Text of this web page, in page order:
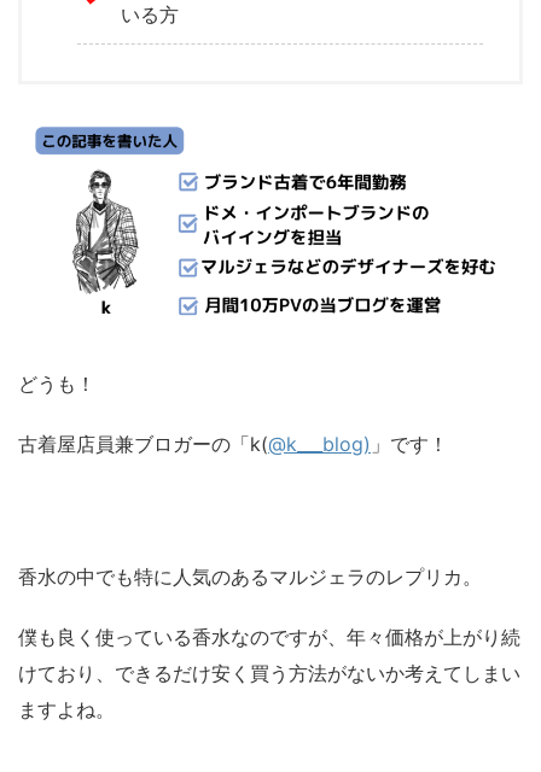
いる方
どうも！
古着屋店員兼ブロガーの「k(@k___blog) 」です！
香水の中でも特に人気のあるマルジェラのレプリカ。
僕も良く使っている香水なのですが、年々価格が上がり続
けており、できるだけ安く買う方法がないか考えてしまい
ますよね。